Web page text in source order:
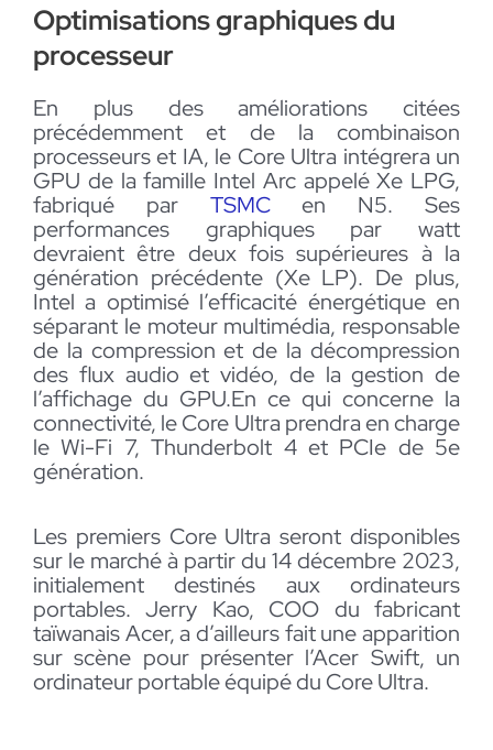
Optimisations graphiques du
processeur
En plus des améliorations citées
précédemment et de la combinaison
processeurs et IA, le Core Ultra intégrera un
GPU de la famille Intel Arc appelé Xe LPG,
fabriqué par TSMCen N5. Ses
performances graphiques par watt
devraient être deux fois supérieures à la
génération précédente (Xe LP). De plus,
Intel a optimisé l’efficacité énergétique en
séparant le moteur multimédia, responsable
de la compression et de la décompression
des flux audio et vidéo, de la gestion de
l’affichage du GPU.En ce qui concerne la
connectivité, le Core Ultra prendra en charge
le Wi-Fi 7, Thunderbolt 4 et PCIe de 5e
génération.
Les premiers Core Ultra seront disponibles
sur le marché à partir du 14 décembre 2023,
initialement destinés aux ordinateurs
portables. Jerry Kao, COO du fabricant
taïwanais Acer, a d’ailleurs fait une apparition
sur scène pour présenter l’Acer Swift, un
ordinateur portable équipé du Core Ultra.